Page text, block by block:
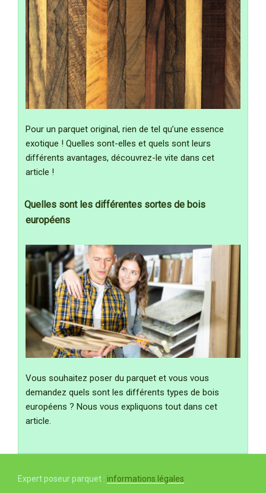
Pour un parquet original, rien de tel qu’une essence
exotique ! Quelles sont-elles et quels sont leurs
différents avantages, découvrez-le vite dans cet
article !
Quelles sont les différentes sortes de bois
européens
Vous souhaitez poser du parquet et vous vous
demandez quels sont les différents types de bois
européens ? Nous vous expliquons tout dans cet
article.
Expert poseur parquet : informations légales